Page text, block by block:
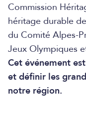
Commission
héritage durable
du Comité Alpes-
Jeux Olympiques
Cet événement
et définir les
notre région.